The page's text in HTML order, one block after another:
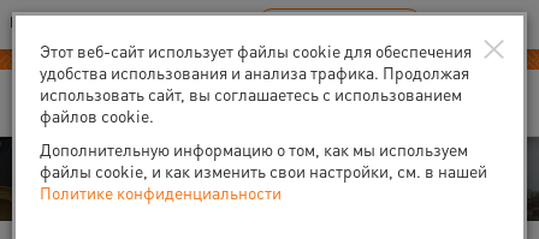
Ваш город:Екатеринбург
В Вашем регионе нет наших офисов RU EN
Аренда
×
Этот веб-сайт использует файлы cookie для обеспечения
удобства использования и анализа трафика. Продолжая
использовать сайт, вы соглашаетесь с использованием
файлов cookie.
Дополнительную информацию о том, как мы используем
файлы cookie, и как изменить свои настройки, см. в нашей
Политике конфиденциальности